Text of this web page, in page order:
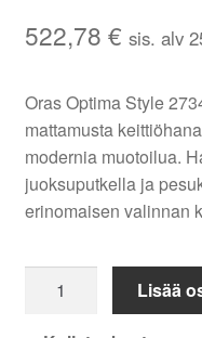
522,78 € sis. alv
Oras Optima Style
mattamusta
modernia muotoilua.
juoksuputkella ja
erinomaisen valinnan
Style
Lisää